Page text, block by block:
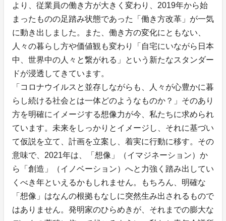
より、従業員の働き方が大きく変わり、2019年から始
まったものの足踏み状態であった「働き方改革」が一気
に動き出しました。また、働き方の変化にともない、
人々の暮らし方や価値観も変わり「自宅にいながら日本
中、世界中の人々と繋がれる」という新たなスタンダー
ドが浸透してきています。
「コロナウイルスと並存しながらも、人々が心豊かに暮
らし続ける社会とは一体どのようなものか？」そのあり
方を明確にイメージする想像力が今、私たちに求められ
ています。未来をしっかりとイメージし、それに基づい
て仮説を立て、計画を立案し、着実に行動に移す。その
意味で、2021年は、「想像」（イマジネーション）か
ら「創造」（イノベーション）へと力強く踏み出してい
くべき年といえるかもしれません。もちろん、明確な
「想像」はなんの根拠もなしに突然生み出されるもので
はありません。発明家のひらめきが、それまでの膨大な